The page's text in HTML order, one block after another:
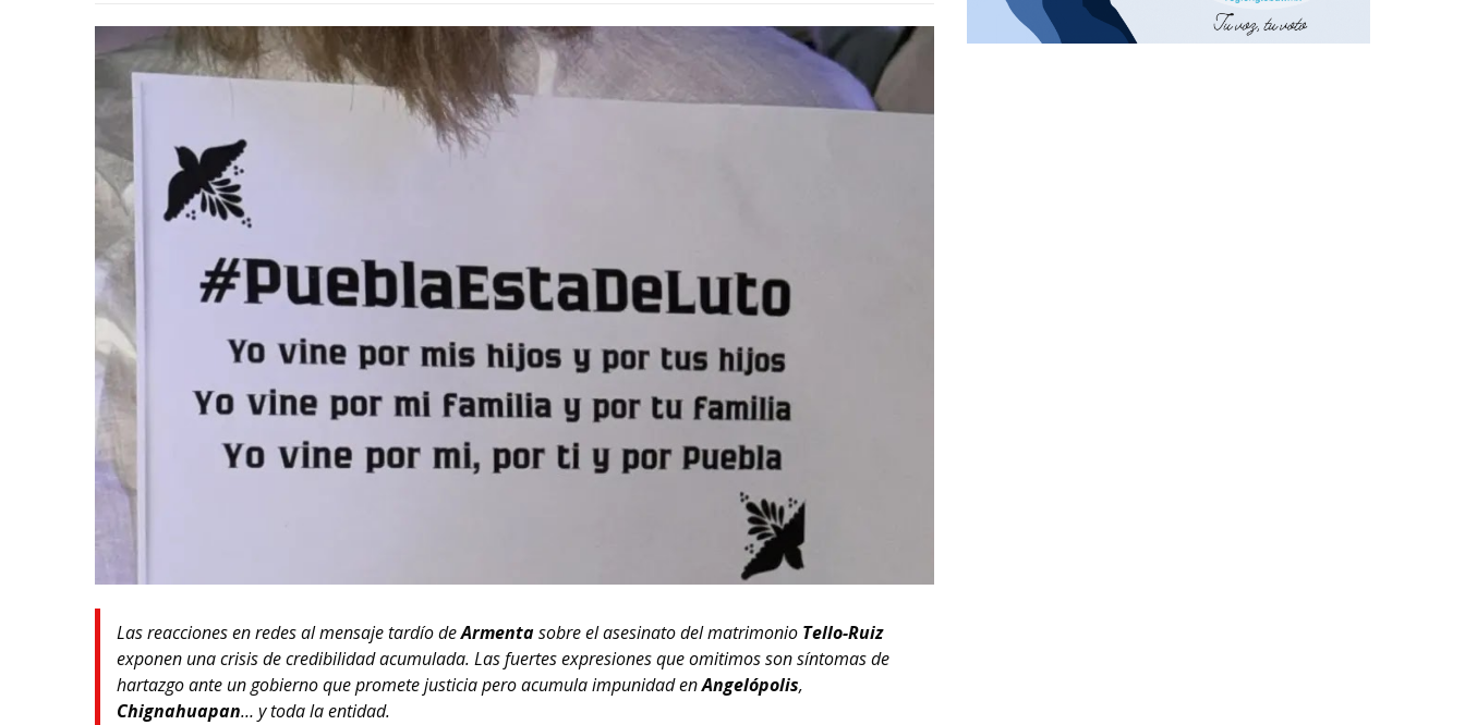
Las reacciones en redes al mensaje tardío deArmentasobre el asesinato del matrimonio Tello-Ruiz
exponen una crisis de credibilidad acumulada. Las fuertes expresiones que omitimos son síntomas de
hartazgo ante un gobierno que promete justicia pero acumula impunidad enAngelópolis,
Chignahuapan… y toda la entidad.